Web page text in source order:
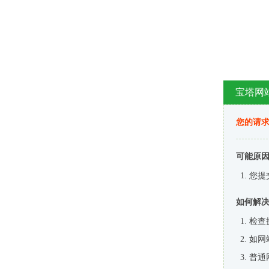
宝塔网
您的请
可能原
您提
如何解
检查
如网
普通